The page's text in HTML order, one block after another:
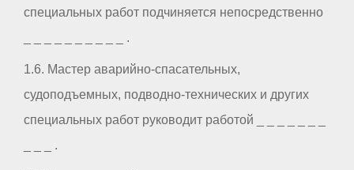
специальных работ подчиняется непосредственно
_ _ _ _ _ _ _ _ _ _ .
1.6. Мастер аварийно-спасательных,
судоподъемных, подводно-технических и других
специальных работ руководит работой _ _ _ _ _ _ _
_ _ _ .